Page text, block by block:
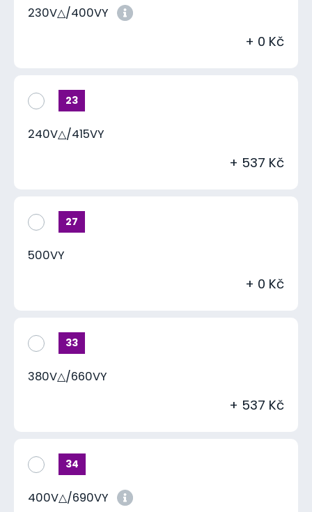
230V△/400VY
+ 0 Kč
23
240V△/415VY
+ 537 Kč
27
500VY
+ 0 Kč
33
380V△/660VY
+ 537 Kč
34
400V△/690VY